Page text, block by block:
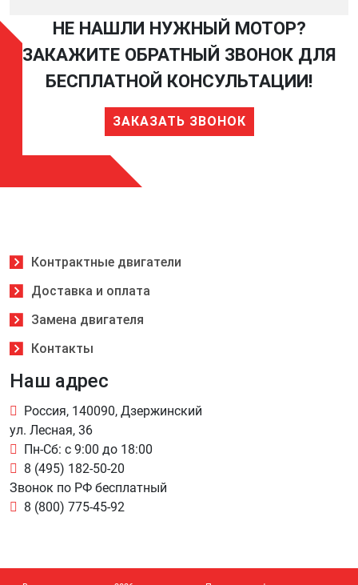
НЕ НАШЛИ НУЖНЫЙ МОТОР?
ЗАКАЖИТЕ ОБРАТНЫЙ ЗВОНОК ДЛЯ
БЕСПЛАТНОЙ КОНСУЛЬТАЦИИ!
ЗАКАЗАТЬ ЗВОНОК
Контрактные двигатели
Доставка и оплата
Замена двигателя
Контакты
Наш адрес
Россия, 140090, Дзержинский
ул. Лесная, 36
Пн-Сб: с 9:00 до 18:00
8 (495) 182-50-20
Звонок по РФ бесплатный
8 (800) 775-45-92